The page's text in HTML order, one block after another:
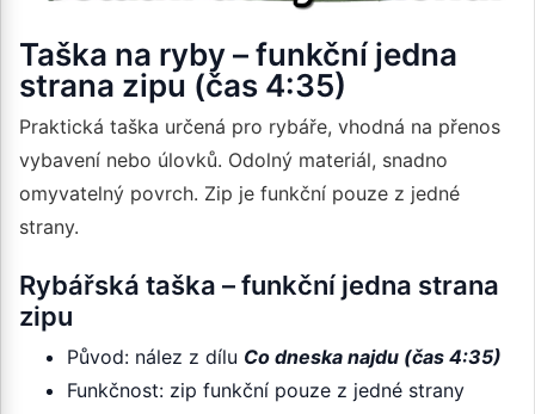
Taška na ryby – funkční jedna
strana zipu (čas 4:35)
Praktická taška určená pro rybáře, vhodná na přenos
vybavení nebo úlovků. Odolný materiál, snadno
omyvatelný povrch. Zip je funkční pouze z jedné
strany.
Rybářská taška – funkční jedna strana
zipu
Původ: nález z dílu Co dneska najdu (čas 4:35)
Funkčnost: zip funkční pouze z jedné strany